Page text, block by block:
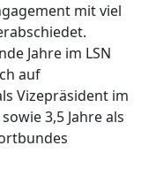
mit viel
Jahre im LSN
auf
Vizepräsident im
3,5 Jahre als